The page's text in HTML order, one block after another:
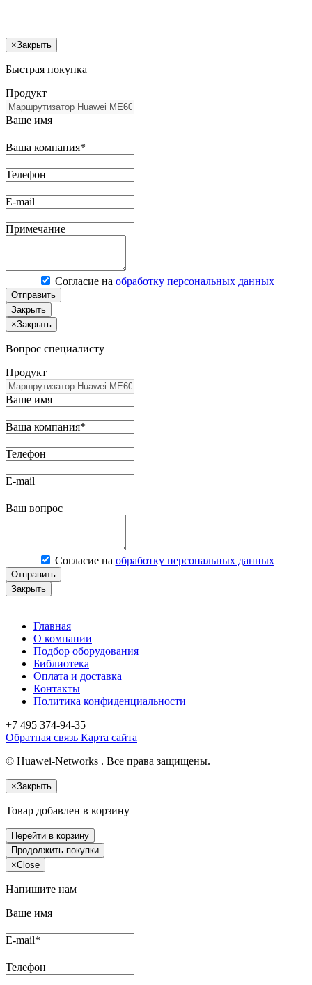
×Закрыть
Быстрая покупка
Продукт
Ваше имя
Ваша компания*
Телефон
E-mail
Примечание
Согласие на обработку персональных данных
Отправить
Закрыть
×Закрыть
Вопрос специалисту
Продукт
Ваше имя
Ваша компания*
Телефон
E-mail
Ваш вопрос
Согласие на обработку персональных данных
Отправить
Закрыть
Главная
О компании
Подбор оборудования
Библиотека
Оплата и доставка
Контакты
Политика конфиденциальности
+7 495 374-94-35
Обратная связь Карта сайта
© Huawei-Networks . Все права защищены.
×Закрыть
Товар добавлен в корзину
Перейти в корзину
Продолжить покупки
×Close
Напишите нам
Ваше имя
E-mail*
Телефон